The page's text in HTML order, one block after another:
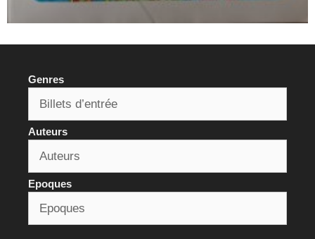
Genres
Auteurs
Epoques